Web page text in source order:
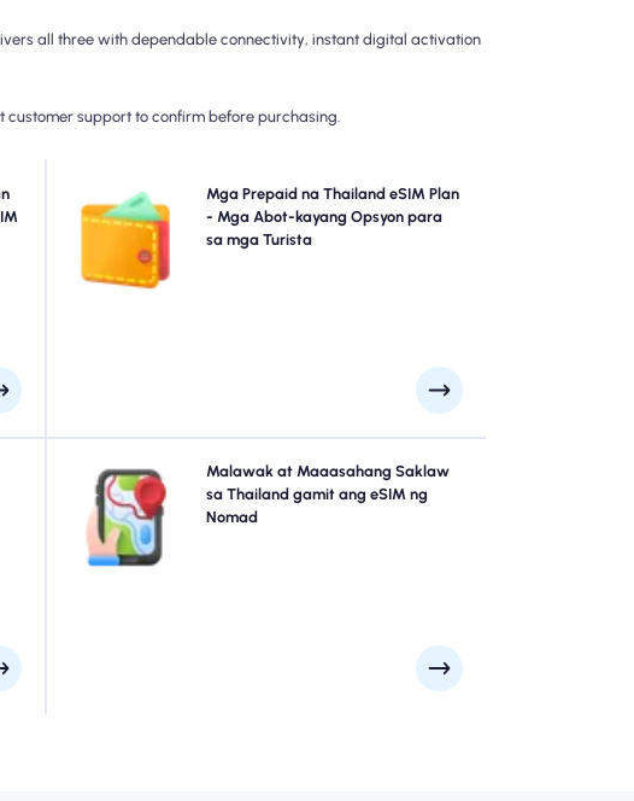
all three with dependable connectivity, instant digital activation
customer support to confirm before purchasing.
Mga Prepaid na Thailand eSIM Plan
- Mga Abot-kayang Opsyon para
sa mga Turista
Piliin ang aming mga prepaid na Thailand eSIM plan
para sa walang problemang koneksyon sa 4G/5G sa
buong . Magbayad nang maaga upang maiwasan ang
mga sorpresa sa pagsingil pagkatapos ng paglalakbay
at mapanatili ang kumpletong kontrol sa iyong
Malawak at Maaasahang Saklaw
sa Thailand gamit ang eSIM ng
Nomad
I-explore ang Thailand nang may kumpiyansa gamit
ang Thailand eSIM ng Nomad, na nag-aalok ng
maaasahang 4G/5G coverage mula sa mga
pangunahing lungsod tulad ng Bangkok, Phuket, Chiang
Mai hanggang sa malalayong magagandang lugar.